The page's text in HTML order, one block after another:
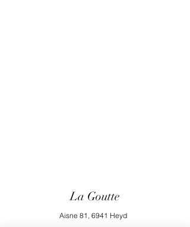
La Goutte
Aisne 81, 6941 Heyd